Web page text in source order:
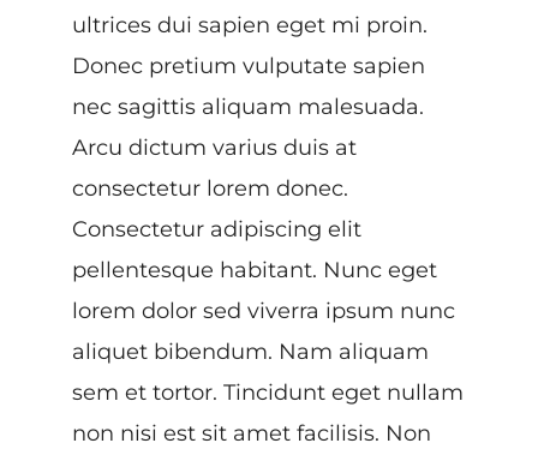
ultrices dui sapien eget mi proin.
Donec pretium vulputate sapien
nec sagittis aliquam malesuada.
Arcu dictum varius duis at
consectetur lorem donec.
Consectetur adipiscing elit
pellentesque habitant. Nunc eget
lorem dolor sed viverra ipsum nunc
aliquet bibendum. Nam aliquam
sem et tortor. Tincidunt eget nullam
non nisi est sit amet facilisis. Non